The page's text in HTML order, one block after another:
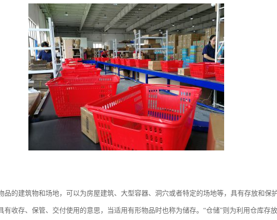
品的建筑物和场地，可以为房屋建筑、大型容器、洞穴或者特定的场地等，具有存放和保
有收存、保管、交付使用的意思，当适用有形物品时也称为储存。“仓储”则为利用仓库存